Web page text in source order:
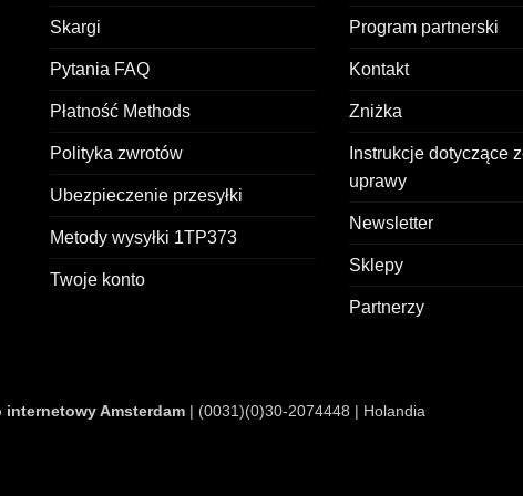
Skargi
Pytania FAQ
Płatność Methods
Polityka zwrotów
Ubezpieczenie przesyłki
Metody wysyłki 1TP373
Twoje konto
Program partnerski
Kontakt
Zniżka
Instrukcje dotyczące
uprawy
Newsletter
Sklepy
Partnerzy
internetowy Amsterdam | (0031)(0)30-2074448 | Holandia